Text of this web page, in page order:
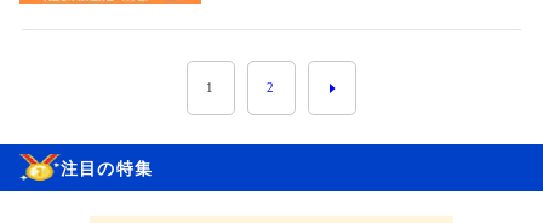
1 2
注目の特集